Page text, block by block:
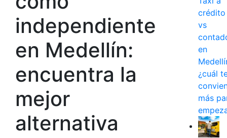
independiente
en Medellín:
encuentra la
mejor
alternativa
crédito
vs
en
¿cuál
más